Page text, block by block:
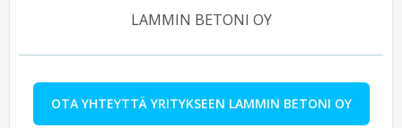
LAMMIN BETONI OY
OTA YHTEYTTÄ YRITYKSEEN LAMMIN BETONI OY